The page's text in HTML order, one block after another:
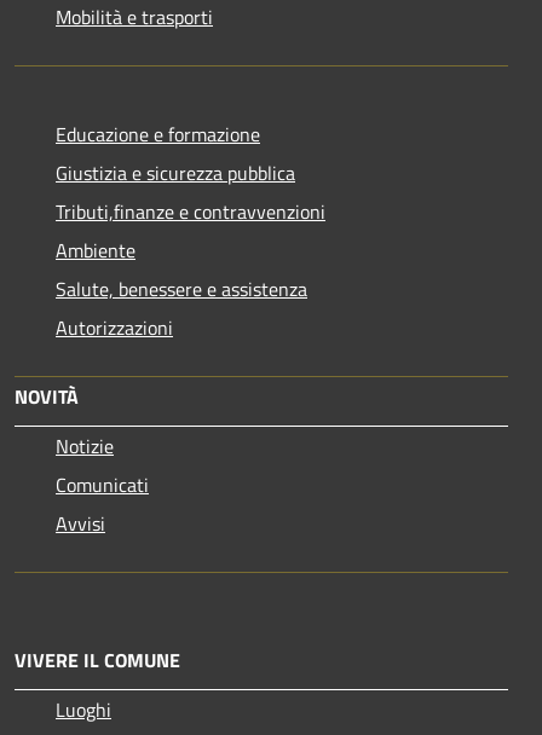
Mobilità e trasporti
Educazione e formazione
Giustizia e sicurezza pubblica
Tributi,finanze e contravvenzioni
Ambiente
Salute, benessere e assistenza
Autorizzazioni
NOVITÀ
Notizie
Comunicati
Avvisi
VIVERE IL COMUNE
Luoghi